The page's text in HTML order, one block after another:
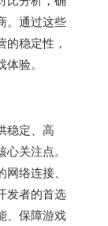
。通过这些
稳定性，
验。
稳定、高
关注点。
络连接、
发者的首选
、保障游戏